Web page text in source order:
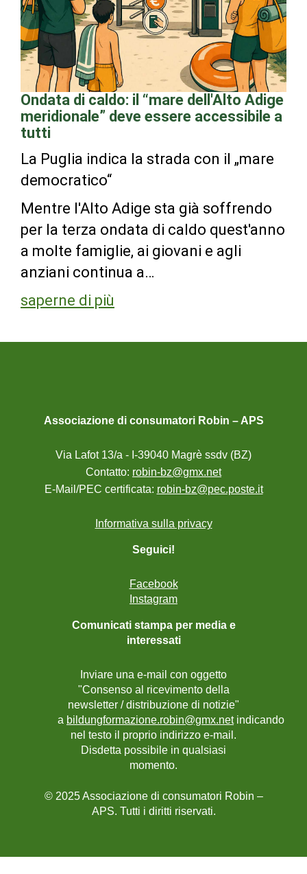
Ondata di caldo: il “mare dell'Alto Adige
meridionale” deve essere accessibile a
tutti
La Puglia indica la strada con il „mare
democratico“
Mentre l'Alto Adige sta già soffrendo
per la terza ondata di caldo quest'anno
a molte famiglie, ai giovani e agli
anziani continua a…
saperne di più
Associazione di consumatori Robin – APS
Via Lafot 13/a - I-39040 Magrè ssdv (BZ)
Contatto: robin-bz@gmx.net
E-Mail/PEC certificata: robin-bz@pec.poste.it
Informativa sulla privacy
Seguici!
Facebook
Instagram
Comunicati stampa per media e
interessati
Inviare una e-mail con oggetto
"Consenso al ricevimento della
newsletter / distribuzione di notizie"
a bildungformazione.robin@gmx.netindicando
nel testo il proprio indirizzo e-mail.
Disdetta possibile in qualsiasi
momento.
© 2025 Associazione di consumatori Robin –
APS. Tutti i diritti riservati.